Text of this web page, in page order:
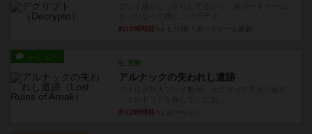
約10時間前
レビュー
充実
アルナックの失われし遺跡
約12時間前